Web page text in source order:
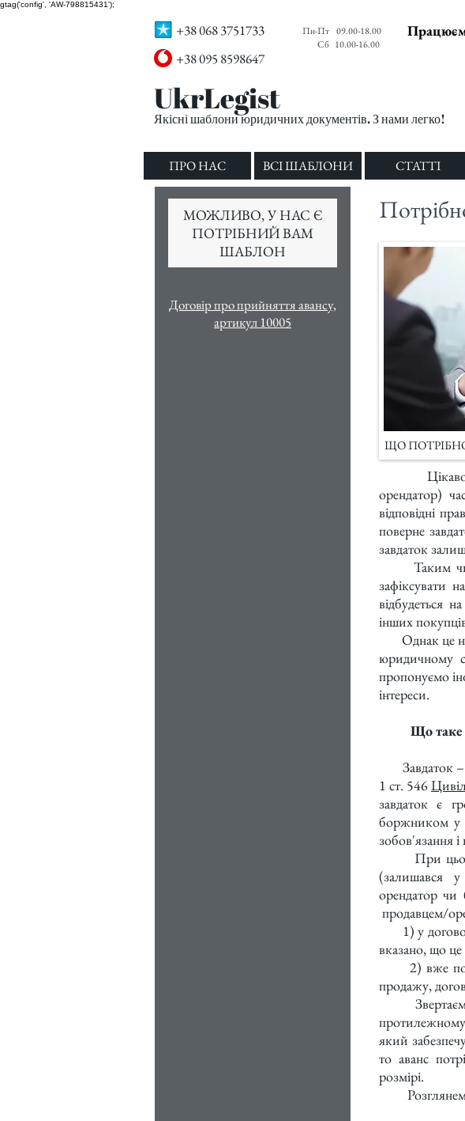
gtag('config', 'AW-798815431');
+38 068 3751733
+38 095 8598647
Пн-Пт
Сб
09.00-18.00
10.00-16.00
UkrLegist
Якісні шаблони юридичних документів. З нами легко!
ПРО НАС ВСІ ШАБЛОНИ СТАТТІ
ЩО
Цікаво, що
орендатор)
відповідні
поверне
завдаток
Таким
зафіксувати
відбудеться
інших
Однак це не
юридичному
пропонуємо
інтереси.
Що таке
Завдаток –
1 ст. 546
завдаток є
боржником у
зобов'язання
При цьому
(залишався
орендатор чи
продавцем/
1) у
вказано, що це
2) вже
продажу,
Звертаємо
протилежному
який
то аванс
розмірі.
Розглянемо
МОЖЛИВО, У НАС Є
ПОТРІБНИЙ ВАМ
ШАБЛОН
Договір про прийняття авансу,
артикул 10005